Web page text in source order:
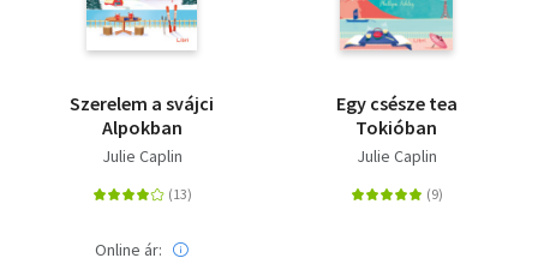
Szerelem a svájci
Alpokban
Julie Caplin
Online ár:
Egy csésze tea
Tokióban
Julie Caplin